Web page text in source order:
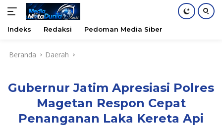
Indeks Redaksi Pedoman Media Siber
Beranda Daerah
Gubernur Jatim Apresiasi Polres
Magetan Respon Cepat
Penanganan Laka Kereta Api